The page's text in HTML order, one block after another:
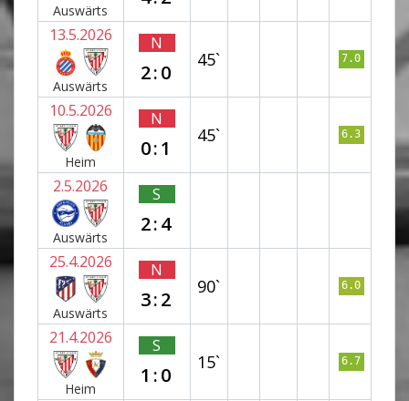
Auswärts
13.5.2026
Auswärts
N
2:0
45` 7.0
10.5.2026
Heim
N
0:1
45` 6.3
2.5.2026
Auswärts
S
2:4
25.4.2026
Auswärts
N
3:2
90` 6.0
21.4.2026
Heim
S
1:0
15` 6.7